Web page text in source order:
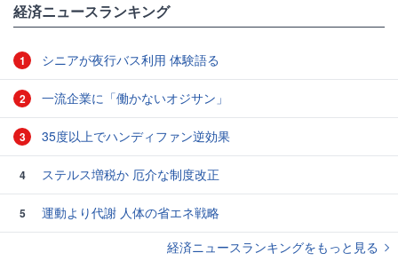
経済ニュースランキング
1 シニアが夜行バス利用 体験語る
2 一流企業に「働かないオジサン」
3 35度以上でハンディファン逆効果
4 ステルス増税か 厄介な制度改正
5
運動より代謝 人体の省エネ戦略
経済ニュースランキングをもっと見る